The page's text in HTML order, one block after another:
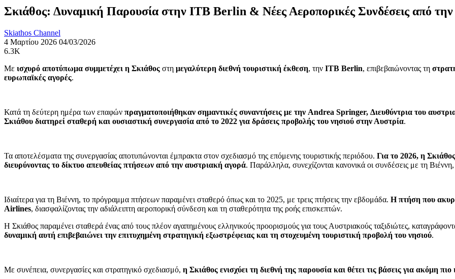
Σκιάθος: Δυναμική Παρουσία στην ITB Berlin & Νέες Αεροπορικές Συνδέσεις από την
Skiathos Channel
4 Μαρτίου 2026 04/03/2026
6.3K
Με ισχυρό αποτύπωμα συμμετέχει η Σκιάθος στη μεγαλύτερη διεθνή τουριστική έκθεση, την ITB Berlin, επιβεβαιώνοντας τη
ευρωπαϊκές αγορές.
Κατά τη δεύτερη ημέρα των επαφών πραγματοποιήθηκαν σημαντικές συναντήσεις με την Andrea Springer, Διευθύντρια του
Σκιάθου διατηρεί σταθερή και ουσιαστική συνεργασία από το 2022 για δράσεις προβολής του νησιού στην Αυστρία.
Τα αποτελέσματα της συνεργασίας αποτυπώνονται έμπρακτα στον σχεδιασμό της επόμενης τουριστικής περιόδου. Για το 2026, η
διευρύνοντας το δίκτυο απευθείας πτήσεων από την αυστριακή αγορά. Παράλληλα, συνεχίζονται κανονικά οι συνδέσεις με τη
Ιδιαίτερα για τη Βιέννη, το πρόγραμμα πτήσεων παραμένει σταθερό όπως και το 2025, με τρεις πτήσεις την εβδομάδα. Η πτήση που
Airlines, διασφαλίζοντας την αδιάλειπτη αεροπορική σύνδεση και τη σταθερότητα της ροής επισκεπτών.
Η Σκιάθος παραμένει σταθερά ένας από τους πλέον αγαπημένους ελληνικούς προορισμούς για τους Αυστριακούς ταξιδιώτες,
δυναμική αυτή επιβεβαιώνει την επιτυχημένη στρατηγική εξωστρέφειας και τη στοχευμένη τουριστική προβολή του νησιού.
Με συνέπεια, συνεργασίες και στρατηγικό σχεδιασμό, η Σκιάθος ενισχύει τη διεθνή της παρουσία και θέτει τις βάσεις για ακόμη πιο